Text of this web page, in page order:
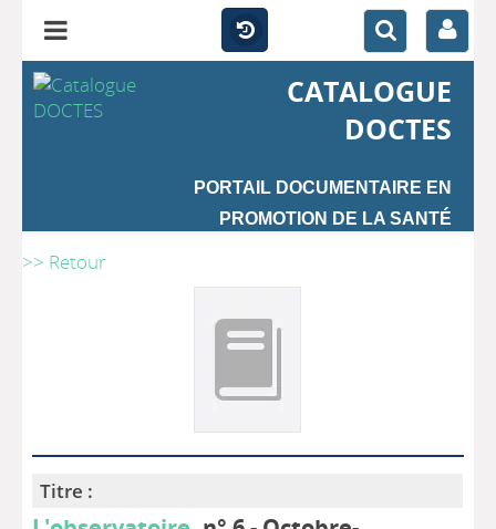
CATALOGUE
DOCTES
PORTAIL DOCUMENTAIRE EN
PROMOTION DE LA SANTÉ
>> Retour
Titre :